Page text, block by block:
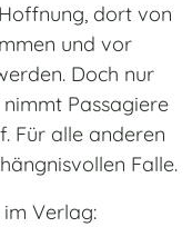
dort von
und vor
Doch nur
Passagiere
Für alle anderen
Falle.
Verlag: